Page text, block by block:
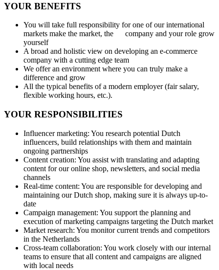
YOUR BENEFITS
You will take full responsibility for one of our international
markets make the market, the company and your role grow
yourself
A broad and holistic view on developing an e-commerce
company with a cutting edge team
We offer an environment where you can truly make a
difference and grow
All the typical benefits of a modern employer (fair salary,
flexible working hours, etc.).
YOUR RESPONSIBILITIES
Influencer marketing: You research potential Dutch
influencers, build relationships with them and maintain
ongoing partnerships
Content creation: You assist with translating and adapting
content for our online shop, newsletters, and social media
channels
Real-time content: You are responsible for developing and
maintaining our Dutch shop, making sure it is always up-to-
date
Campaign management: You support the planning and
execution of marketing campaigns targeting the Dutch market
Market research: You monitor current trends and competitors
in the Netherlands
Cross-team collaboration: You work closely with our internal
teams to ensure that all content and campaigns are aligned
with local needs